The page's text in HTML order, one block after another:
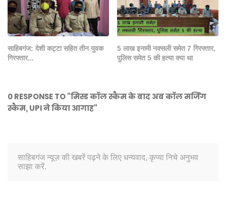
साहिबगंज: देशी कट्टा सहित तीन युवक
गिरफ्तार...
5 लाख इनामी नक्सली समेत 7 गिरफ्तार,
पुलिस समेत 5 की हत्या क्या था
0 RESPONSE TO "मिस्ड कॉल स्कैम के बाद अब कॉल मर्जिंग
स्कैम, UPI ने किया आगाह"
साहिबगंज न्यूज़ की खबरें पढ़ने के लिए धन्यवाद, कृप्या निचे अनुभव
साझा करें.